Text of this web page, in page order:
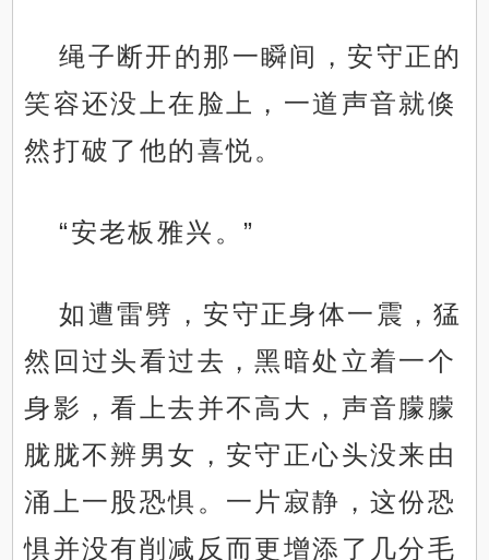
绳子断开的那一瞬间，安守正的
笑容还没上在脸上，一道声音就倏
然打破了他的喜悦。
“安老板雅兴。”
如遭雷劈，安守正身体一震，猛
然回过头看过去，黑暗处立着一个
身影，看上去并不高大，声音朦朦
胧胧不辨男女，安守正心头没来由
涌上一股恐惧。一片寂静，这份恐
惧并没有削减反而更增添了几分毛